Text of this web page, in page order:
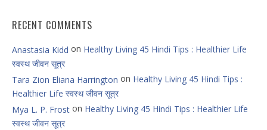
RECENT COMMENTS
Anastasia Kidd on Healthy Living 45 Hindi Tips : Healthier Life
स्वस्थ जीवन सूत्र
Tara Zion Eliana Harrington on Healthy Living 45 Hindi Tips :
Healthier Life स्वस्थ जीवन सूत्र
Mya L. P. Frost on Healthy Living 45 Hindi Tips : Healthier Life
स्वस्थ जीवन सूत्र